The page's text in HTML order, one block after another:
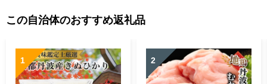
この自治体のおすすめ返礼品
1 2